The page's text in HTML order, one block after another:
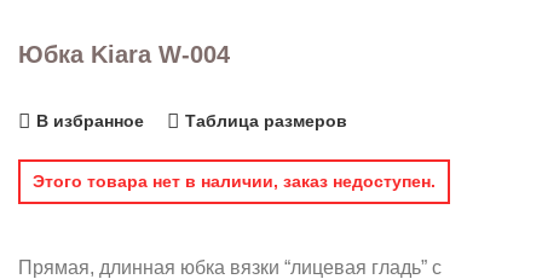
Юбка Kiara W-004
В избранное Таблица размеров
Этого товара нет в наличии, заказ недоступен.
Прямая, длинная юбка вязки “лицевая гладь” с